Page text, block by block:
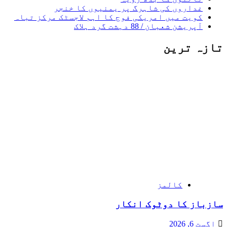
غداروں کی شاہرگ پر یمنیوں کا خنجر
کویت میں امریکی فوج کا اہم لاجسٹک مرکز تباہ
آپریشن شعبان / 88 دہشت گرد ہلاک
تازہ ترین
کالمز
سازباز کا دوٹوک انکار
اگست 6, 2026